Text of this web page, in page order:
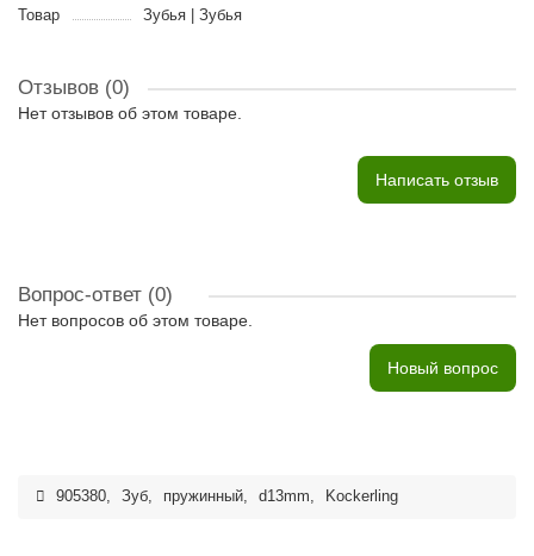
Товар
Зубья | Зубья
Отзывов (0)
Нет отзывов об этом товаре.
Написать отзыв
Вопрос-ответ (0)
Нет вопросов об этом товаре.
Новый вопрос
905380, Зуб, пружинный, d13mm, Kockerling